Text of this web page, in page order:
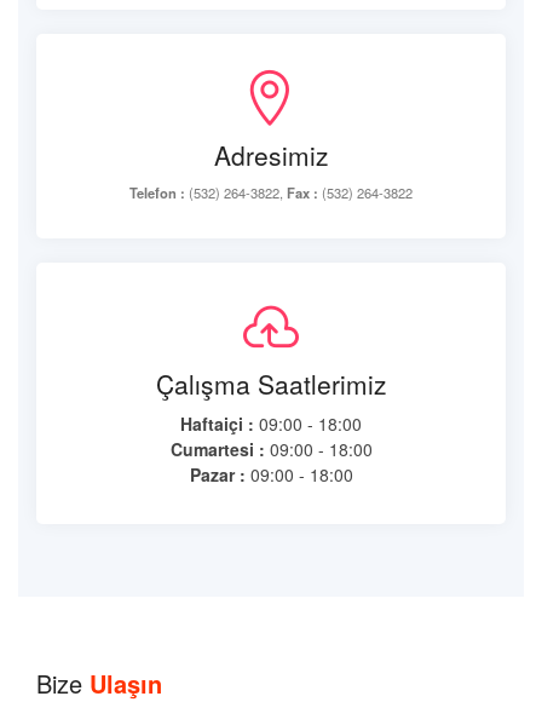
Adresimiz
Telefon : (532) 264-3822, Fax : (532) 264-3822
Çalışma Saatlerimiz
Haftaiçi : 09:00 - 18:00
Cumartesi : 09:00 - 18:00
Pazar : 09:00 - 18:00
Bize Ulaşın